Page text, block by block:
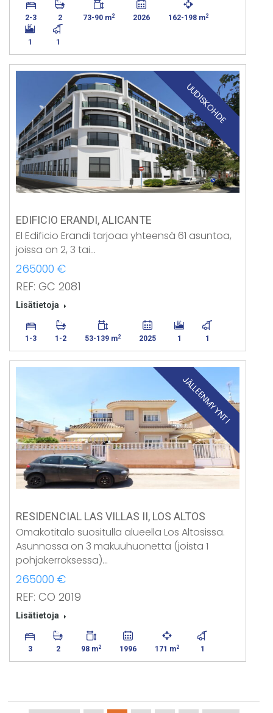
2-3 2 73-90 m2 2026 162-198 m2
1 1
UUDISKOHDE
EDIFICIO ERANDI, ALICANTE
El Edificio Erandi tarjoaa yhteensä 61 asuntoa,
joissa on 2, 3 tai…
265000 €
REF: GC 2081
Lisätietoja
1-3 1-2 53-139 m2 2025 1 1
JÄLLEENMYYNTI
RESIDENCIAL LAS VILLAS II, LOS ALTOS
Omakotitalo suositulla alueella Los Altosissa.
Asunnossa on 3 makuuhuonetta (joista 1
pohjakerroksessa)…
265000 €
REF: CO 2019
Lisätietoja
3 2 98 m2 1996 171 m2 1